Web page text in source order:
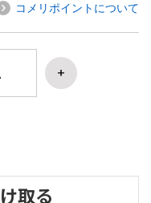
コメリポイントについて
取る